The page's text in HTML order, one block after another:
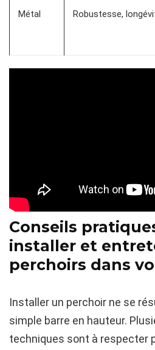
Métal Robustesse,
Conseils
installer et
perchoirs dans
Installer un perchoir ne se
simple barre en hauteur.
techniques sont à respecter